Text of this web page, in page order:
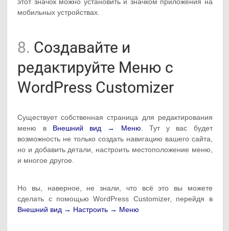
мобильных устройствах.
8. Создавайте и
редактируйте Меню с
WordPress Customizer
Существует собственная страница для редактирования
меню в Внешний вид → Меню . Тут у вас будет
возможность не только создать навигацию вашего сайта,
но и добавить детали, настроить местоположение меню,
и многое другое.
Но вы, наверное, не знали, что всё это вы можете
сделать с помощью WordPress Customizer, перейдя в
Внешний вид → Настроить → Меню